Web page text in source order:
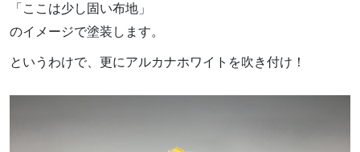
「ここは少し固い布地」
のイメージで塗装します。
というわけで、更にアルカナホワイトを吹き付け！